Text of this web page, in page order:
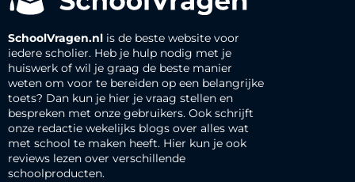
SchoolVragen.nl is de beste website voor
iedere scholier. Heb je hulp nodig met je
huiswerk of wil je graag de beste manier
weten om voor te bereiden op een belangrijke
toets? Dan kun je hier je vraag stellen en
bespreken met onze gebruikers. Ook schrijft
onze redactie wekelijks blogs over alles wat
met school te maken heeft. Hier kun je ook
reviews lezen over verschillende
schoolproducten.